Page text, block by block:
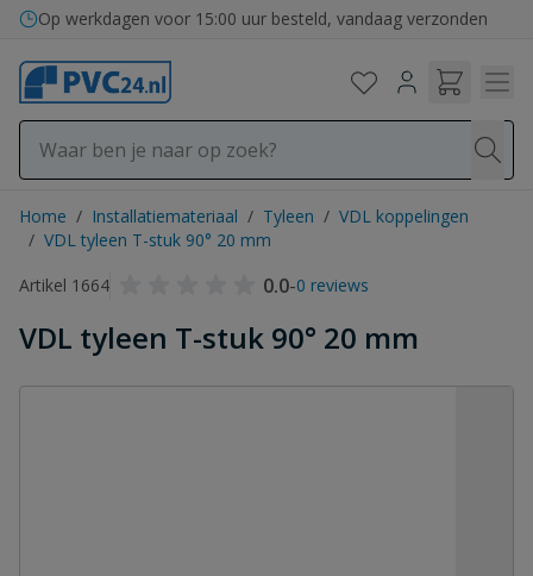
Ga naar de inhoud
Bezorging in binnen- en buitenland
Op werkdagen voor 15:00 uur besteld, vandaag verzonden
Home / Installatiemateriaal / Tyleen / VDL koppelingen
/ VDL tyleen T-stuk 90° 20 mm
Artikel 1664
0.0-0 reviews
VDL tyleen T-stuk 90° 20 mm